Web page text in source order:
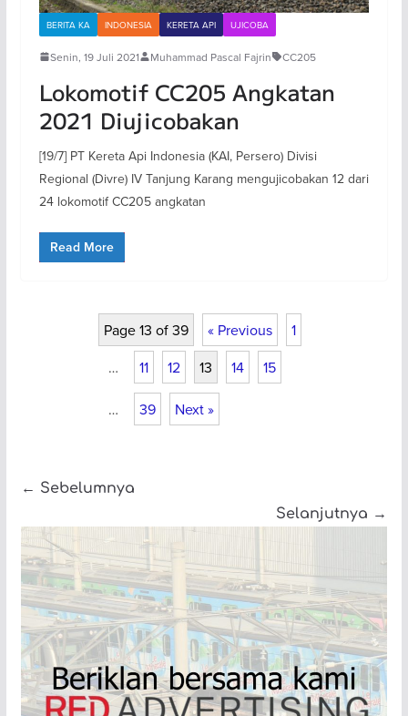
BERITA KA INDONESIA KERETA API UJICOBA
Senin, 19 Juli 2021 Muhammad Pascal Fajrin CC205
Lokomotif CC205 Angkatan
2021 Diujicobakan
[19/7] PT Kereta Api Indonesia (KAI, Persero) Divisi
Regional (Divre) IV Tanjung Karang mengujicobakan 12 dari
24 lokomotif CC205 angkatan
Read More
Page 13 of 39 « Previous
1
…
11 12 13 14 15
… 39 Next »
← Sebelumnya
Selanjutnya →